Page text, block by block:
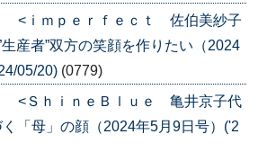
】 <ｉｍｐｅｒｆｅｃｔ 佐伯美紗子
産者”双方の笑顔を作りたい（2024
05/20) (0779)
】 <ＳｈｉｎｅＢｌｕｅ 亀井京子代
「母」の顔（2024年5月9日号）('2